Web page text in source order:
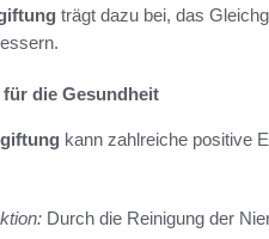
trägt dazu bei, das
die Gesundheit
kann zahlreiche positive
Durch die Reinigung der